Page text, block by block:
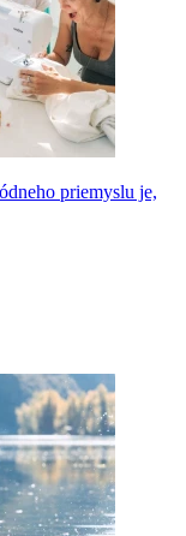
priemyslu je,